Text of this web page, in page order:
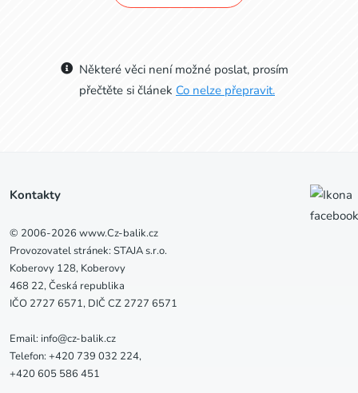
Některé věci není možné poslat, prosím
přečtěte si článek Co nelze přepravit.
Kontakty
© 2006-2026 www.Cz-balik.cz
Provozovatel stránek: STAJA s.r.o.
Koberovy 128, Koberovy
468 22, Česká republika
IČO 2727 6571, DIČ CZ 2727 6571
Email: info@cz-balik.cz
Telefon: +420 739 032 224,
+420 605 586 451